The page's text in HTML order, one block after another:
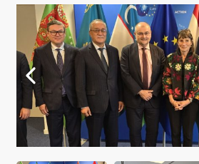
KONSULLYK
DIM
ARAGATNAŞYK